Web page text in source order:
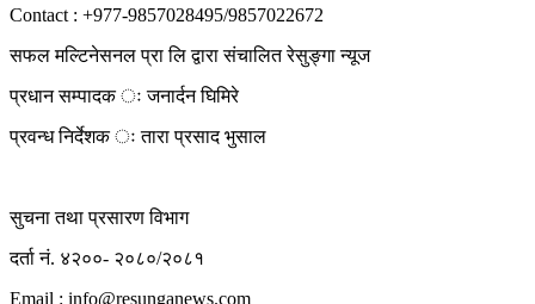
Contact : +977-9857028495/9857022672
सफल मल्टिनेसनल प्रा लि द्वारा संचालित रेसुङ्गा न्यूज
प्रधान सम्पादक ः जनार्दन घिमिरे
प्रवन्ध निर्देशक ः तारा प्रसाद भुसाल
सुचना तथा प्रसारण विभाग
दर्ता नं. ४२००- २०८०/२०८१
Email : info@resunganews.com